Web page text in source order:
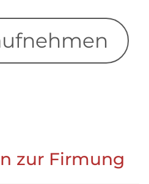
zur Firmung